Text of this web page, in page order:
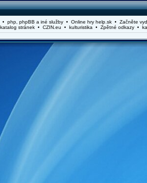
• php, phpBB a iné služby • Online hry help.sk • Začněte
stránek • CZIN.eu • kulturistika • Zpětné odkazy •